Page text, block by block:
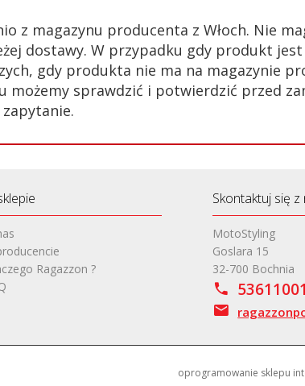
z magazynu producenta z Włoch. Nie
dostawy. W przypadku gdy produkt
gdy produkta nie ma na magazynie
możemy sprawdzić i potwierdzić przed
zapytanie.
Ragazzon ?
Skontaktuj się z
MotoStyling
Goslara 15
32-700 Bochnia
oprogramowanie sklepu